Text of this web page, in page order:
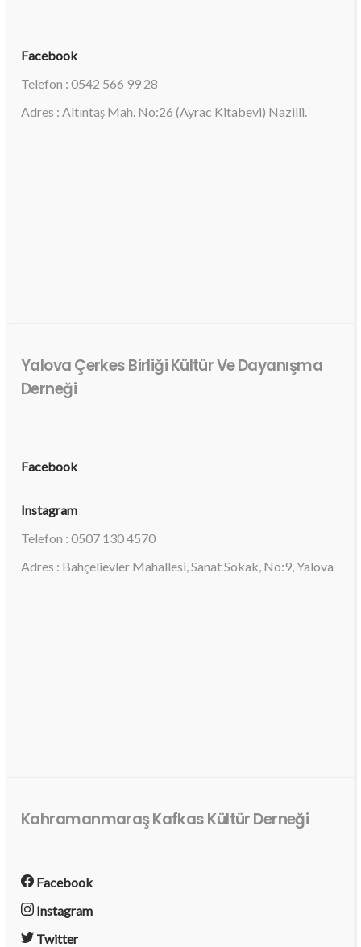
Facebook
Telefon : 0542 566 99 28
Adres : Altıntaş Mah. No:26 (Ayrac Kitabevi) Nazilli.
Yalova Çerkes Birliği Kültür Ve Dayanışma
Derneği
Facebook
Instagram
Telefon : 0507 130 4570
Adres : Bahçelievler Mahallesi, Sanat Sokak, No:9, Yalova
Kahramanmaraş Kafkas Kültür Derneği
Facebook
Instagram
Twitter